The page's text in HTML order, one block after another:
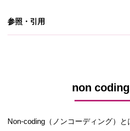
参照・引用
non
Non-coding（ノンコーディング）